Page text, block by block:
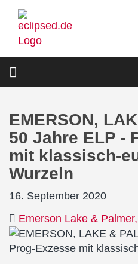
Direkt
zum
Inhalt
EMERSON,
50 Jahre ELP -
mit klassisch-
Wurzeln
16. September 2020
Emerson Lake & Palmer